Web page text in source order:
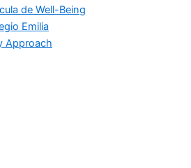
de Well-Being
Emilia
Approach